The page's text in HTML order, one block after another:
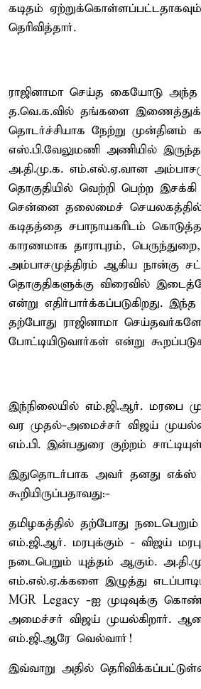
கடிதம்
தெரிவித்தார்.
ராஜினாமா செய்த கையோடு அந்த
த.வெ.க.வில் தங்களை
தொடர்ச்சியாக நேற்று முன்தினம்
எஸ்.பி.வேலுமணி அணியில்
அ.தி.மு.க. எம்.எல்.ஏ.வான
தொகுதியில் வெற்றி பெற்ற இசக்கி
சென்னை தலைமைச் செயலகத்தில்
கடிதத்தை சபாநாயகரிடம்
காரணமாக தாராபுரம்,
அம்பாசமுத்திரம் ஆகிய நான்கு
தொகுதிகளுக்கு விரைவில்
என்று எதிர்பார்க்கப்படுகிறது.
தற்போது ராஜினாமா
போட்டியிடுவார்கள் என்று
இந்நிலையில் எம்.ஜி.ஆர். மரபை
வர முதல்-அமைச்சர் விஜய்
எம்.பி. இன்பதுரை குற்றம்
இதுதொடர்பாக அவர் தனது
கூறியிருப்பதாவது:-
தமிழகத்தில் தற்போது
எம்.ஜி.ஆர். மரபுக்கும் - விஜய்
நடைபெறும் யுத்தம் ஆகும்.
எம்.எல்.ஏ.க்களை இழுத்து
MGR Legacy -ஐ முடிவுக்கு
அமைச்சர் விஜய் முயல்கிறார்.
எம்.ஜி.ஆரே வெல்வார்!
இவ்வாறு அதில்